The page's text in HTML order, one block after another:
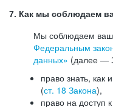
7. Как мы соблюдаем
Мы соблюдаем
Федеральным
данных» (далее —
право знать,
(ст. 18 Закона),
право на